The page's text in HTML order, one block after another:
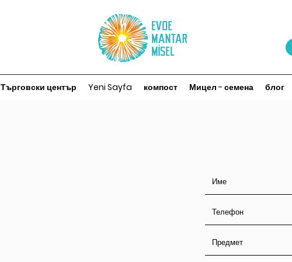
Търговски център Yeni Sayfa компост Мицел - семена блог